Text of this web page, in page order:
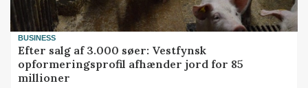
BUSINESS
Efter salg af 3.000 søer: Vestfynsk
opformeringsprofil afhænder jord for 85
millioner